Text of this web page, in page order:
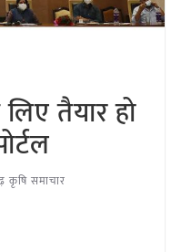
तैयार हो
कृषि समाचार